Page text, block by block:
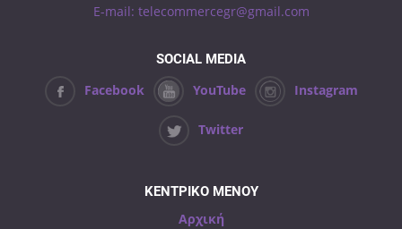
E-mail: telecommercegr@gmail.com
SOCIAL MEDIA
Facebook YouTube Instagram
Twitter
ΚΕΝΤΡΙΚΟ ΜΕΝΟΥ
Αρχική